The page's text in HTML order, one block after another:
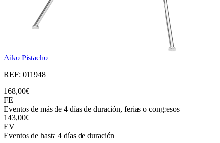
Aiko Pistacho
REF: 011948
168,00€
FE
Eventos de más de 4 días de duración, ferias o congresos
143,00€
EV
Eventos de hasta 4 días de duración